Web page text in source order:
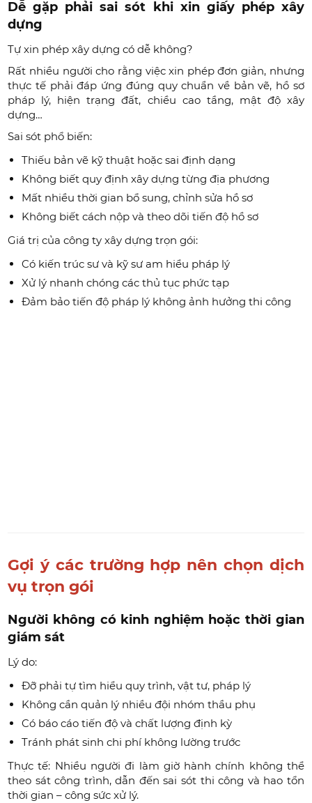
Dễ gặp phải sai sót khi xin giấy phép xây
dựng
Tự xin phép xây dựng có dễ không?
Rất nhiều người cho rằng việc xin phép đơn giản, nhưng
thực tế phải đáp ứng đúng quy chuẩn về bản vẽ, hồ sơ
pháp lý, hiện trạng đất, chiều cao tầng, mật độ xây
dựng…
Sai sót phổ biến:
Thiếu bản vẽ kỹ thuật hoặc sai định dạng
Không biết quy định xây dựng từng địa phương
Mất nhiều thời gian bổ sung, chỉnh sửa hồ sơ
Không biết cách nộp và theo dõi tiến độ hồ sơ
Giá trị của công ty xây dựng trọn gói:
Có kiến trúc sư và kỹ sư am hiểu pháp lý
Xử lý nhanh chóng các thủ tục phức tạp
Đảm bảo tiến độ pháp lý không ảnh hưởng thi công
Gợi ý các trường hợp nên chọn dịch
vụ trọn gói
Người không có kinh nghiệm hoặc thời gian
giám sát
Lý do:
Đỡ phải tự tìm hiểu quy trình, vật tư, pháp lý
Không cần quản lý nhiều đội nhóm thầu phụ
Có báo cáo tiến độ và chất lượng định kỳ
Tránh phát sinh chi phí không lường trước
Thực tế: Nhiều người đi làm giờ hành chính không thể
theo sát công trình, dẫn đến sai sót thi công và hao tổn
thời gian – công sức xử lý.